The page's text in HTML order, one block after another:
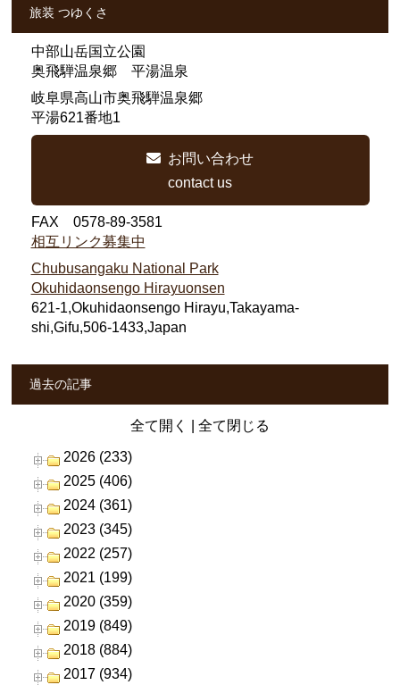
旅装 つゆくさ
中部山岳国立公園
奥飛騨温泉郷 平湯温泉
岐阜県高山市奥飛騨温泉郷
平湯621番地1
お問い合わせ
contact us
FAX 0578-89-3581
相互リンク募集中
Chubusangaku National Park
Okuhidaonsengo Hirayuonsen
621-1,Okuhidaonsengo Hirayu,Takayama-
shi,Gifu,506-1433,Japan
過去の記事
全て開く 全て閉じる
2026 (233)
2025 (406)
2024 (361)
2023 (345)
2022 (257)
2021 (199)
2020 (359)
2019 (849)
2018 (884)
2017 (934)